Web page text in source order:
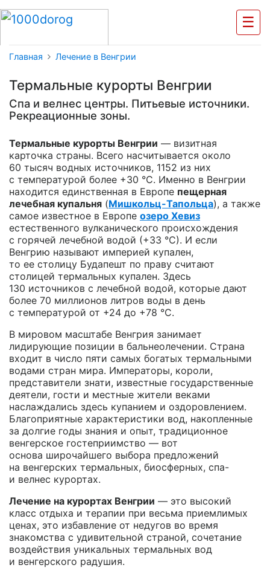
☰
Главная Лечение в Венгрии
Термальные курорты Венгрии
Спа и велнес центры. Питьевые источники.
Рекреационные зоны.
Термальные курорты Венгрии — визитная
карточка страны. Всего насчитывается около
60 тысяч водных источников, 1152 из них
с температурой более +30 °С. Именно в Венгрии
находится единственная в Европе пещерная
лечебная купальня (Мишкольц-Тапольца), а также
самое известное в Европе озеро Хевиз
естественного вулканического происхождения
с горячей лечебной водой (+33 °С). И если
Венгрию называют империей купален,
то ее столицу Будапешт по праву считают
столицей термальных купален. Здесь
130 источников с лечебной водой, которые дают
более 70 миллионов литров воды в день
с температурой от +24 до +78 °С.
В мировом масштабе Венгрия занимает
лидирующие позиции в бальнеолечении. Страна
входит в число пяти самых богатых термальными
водами стран мира. Императоры, короли,
представители знати, известные государственные
деятели, гости и местные жители веками
наслаждались здесь купанием и оздоровлением.
Благоприятные характеристики вод, накопленные
за долгие годы знания и опыт, традиционное
венгерское гостеприимство — вот
основа широчайшего выбора предложений
на венгерских термальных, биосферных, спа-
и велнес курортах.
Лечение на курортах Венгрии — это высокий
класс отдыха и терапии при весьма приемлимых
ценах, это избавление от недугов во время
знакомства с удивительной страной, сочетание
воздействия уникальных термальных вод
и венгерского радушия.